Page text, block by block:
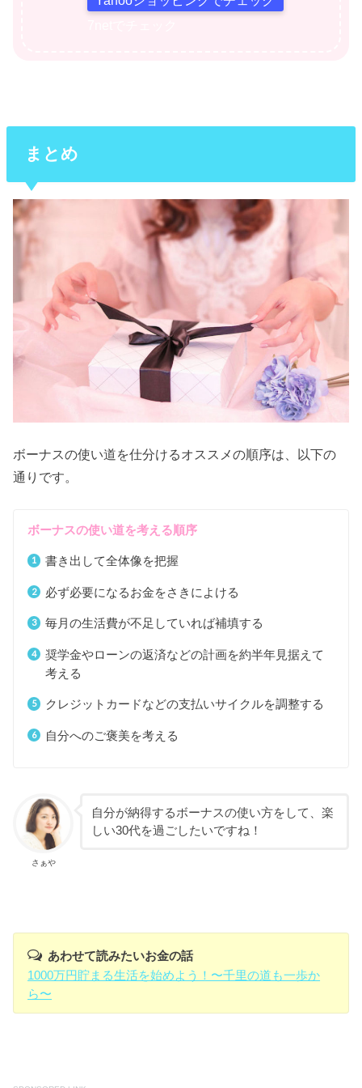
まとめ
ボーナスの使い道を仕分けるオススメの順序は、以下の
通りです。
ボーナスの使い道を考える順序
書き出して全体像を把握
必ず必要になるお金をさきによける
毎月の生活費が不足していれば補填する
奨学金やローンの返済などの計画を約半年見据えて
考える
クレジットカードなどの支払いサイクルを調整する
自分へのご褒美を考える
さぁや
自分が納得するボーナスの使い方をして、楽
しい30代を過ごしたいですね！
あわせて読みたいお金の話
1000万円貯まる生活を始めよう！〜千里の道も一歩か
ら〜